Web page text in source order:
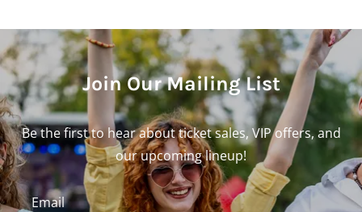
Join Our Mailing List
Be the first to hear about ticket sales, VIP offers, and
our upcoming lineup!
Email